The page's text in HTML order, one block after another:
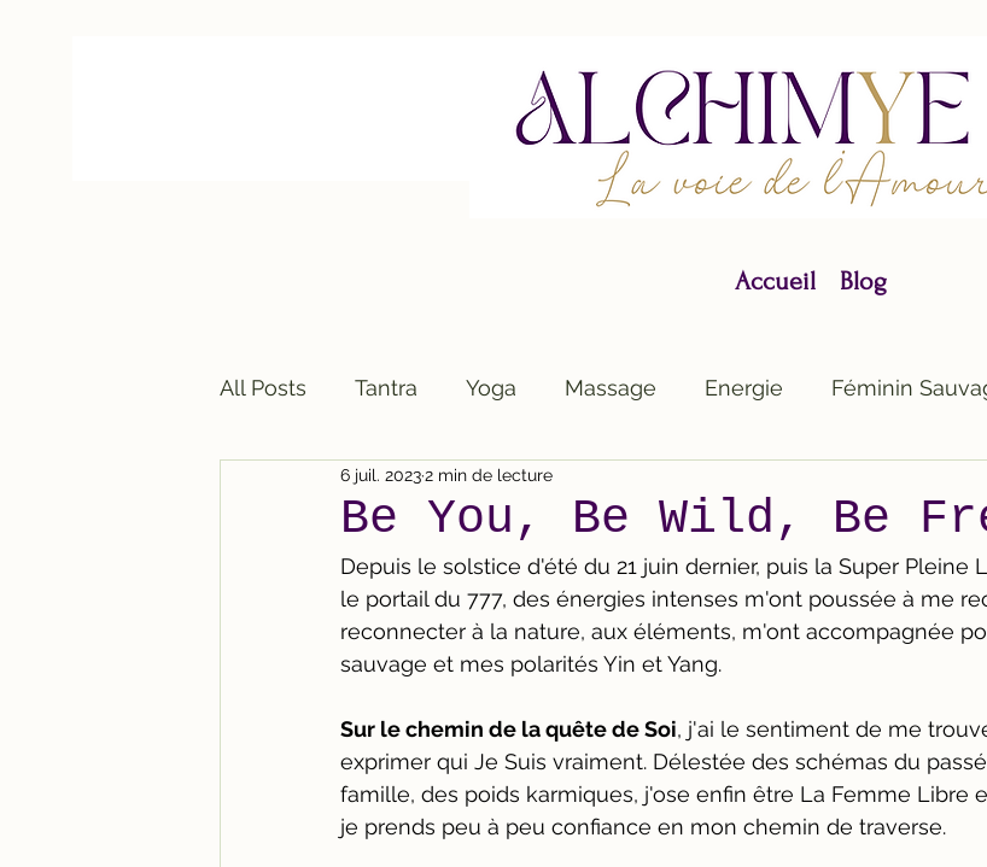
Accueil Blog
All Posts Tantra Yoga Massage Energie Féminin
Be You, Be Wild, Be
6 juil. 20232 min de lecture
Depuis le solstice d'été du 21 juin dernier, puis la Super Pleine
le portail du 777, des énergies intenses m'ont poussée à me
reconnecter à la nature, aux éléments, m'ont accompagnée
sauvage et mes polarités Yin et Yang.
Sur le chemin de la quête de Soi, j'ai le sentiment de me
exprimer qui Je Suis vraiment. Délestée des schémas du
famille, des poids karmiques, j'ose enfin être La Femme Libre
je prends peu à peu confiance en mon chemin de traverse.